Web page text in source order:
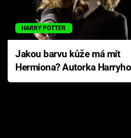
HARRY POTTER
Jakou barvu kůže má mít
Hermiona? Autorka Harryho
Pottera přišla s ráznou